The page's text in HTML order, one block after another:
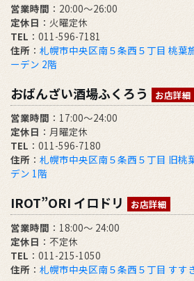
営業時間 ：20:00～26:00
定休日 ：火曜定休
TEL ：011-596-7181
住所 ： 札幌市中央区南５条西５丁目 桃葉
ーデン 2階
おばんざい酒場ふくろう お店詳細
営業時間 ：17:00～24:00
定休日 ：月曜定休
TEL ：011-596-7180
住所 ： 札幌市中央区南５条西５丁目 旧桃
デン 1階
IROT”ORI イロドリ お店詳細
営業時間 ：18:00～ 24:00
定休日 ：不定休
TEL ：011-215-1050
住所 ： 札幌市中央区南５条西５丁目 すす